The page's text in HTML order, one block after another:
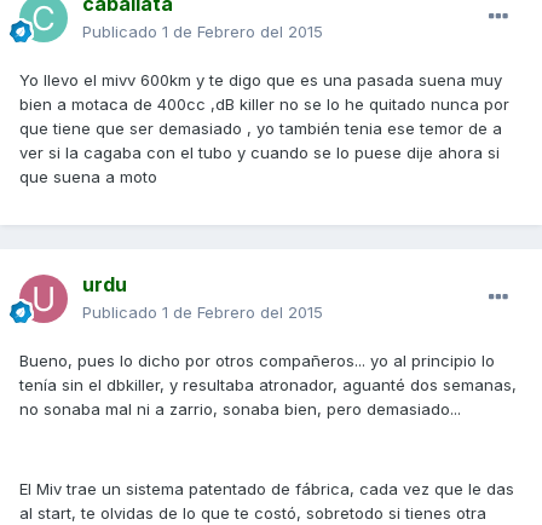
Publicado 1 de Febrero del 2015
Yo llevo el mivv 600km y te digo que es una pasada suena muy
bien a motaca de 400cc ,dB killer no se lo he quitado nunca por
que tiene que ser demasiado , yo también tenia ese temor de a
ver si la cagaba con el tubo y cuando se lo puese dije ahora si
que suena a moto
urdu
Publicado 1 de Febrero del 2015
Bueno, pues lo dicho por otros compañeros... yo al principio lo
tenía sin el dbkiller, y resultaba atronador, aguanté dos semanas,
no sonaba mal ni a zarrio, sonaba bien, pero demasiado...
El Miv trae un sistema patentado de fábrica, cada vez que le das
al start, te olvidas de lo que te costó, sobretodo si tienes otra